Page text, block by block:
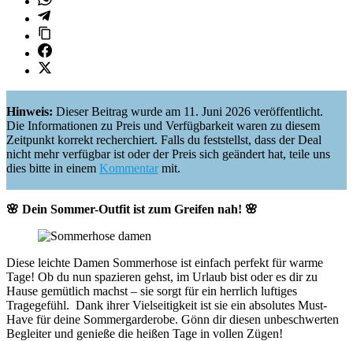
Hinweis: Dieser Beitrag wurde am 11. Juni 2026 veröffentlicht.
Die Informationen zu Preis und Verfügbarkeit waren zu diesem
Zeitpunkt korrekt recherchiert. Falls du feststellst, dass der Deal
nicht mehr verfügbar ist oder der Preis sich geändert hat, teile uns
dies bitte in einem Kommentarmit.
🌸 Dein Sommer-Outfit ist zum Greifen nah! 🌸
Diese leichte Damen Sommerhose ist einfach perfekt für warme
Tage! Ob du nun spazieren gehst, im Urlaub bist oder es dir zu
Hause gemütlich machst – sie sorgt für ein herrlich luftiges
Tragegefühl. Dank ihrer Vielseitigkeit ist sie ein absolutes Must-
Have für deine Sommergarderobe. Gönn dir diesen unbeschwerten
Begleiter und genieße die heißen Tage in vollen Zügen!